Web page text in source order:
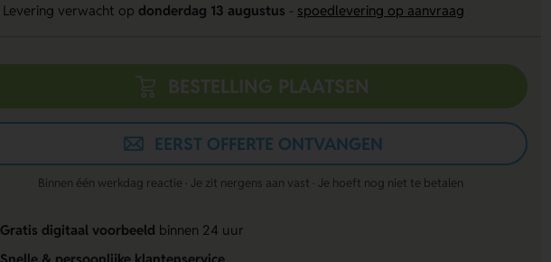
Levering verwacht op donderdag 13 augustus spoedlevering op aanvraag
BESTELLING PLAATSEN
EERST OFFERTE ONTVANGEN
Binnen één werkdag reactie · Je zit nergens aan vast · Je hoeft nog niet te betalen
Gratis digitaal voorbeeldbinnen 24 uur
Snelle & persoonlijke klantenservice